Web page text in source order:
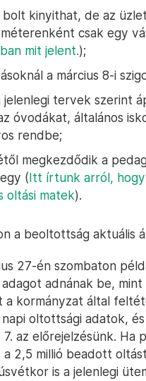
bolt kinyithat, de az
csak egy
mit jelent.);
a március 8-i
jelenlegi tervek szerint
óvodákat, általános
rendbe;
megkezdődik a
(Itt írtunk arról, hogy
oltási matek).
a beoltottság aktuális
27-én szombaton
adnának be,
a kormányzat által
napi oltottsági adatok,
az előrejelzésünk.
2,5 millió beadott
is a jelenlegi